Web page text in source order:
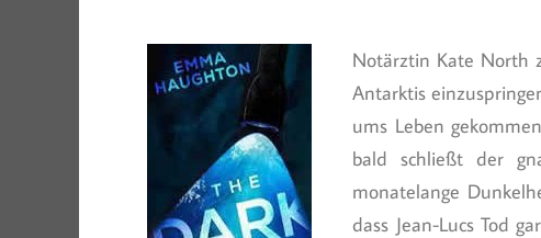
Notärztin Kate North
Antarktis
ums Leben
bald schließt der
monatelange
dass Jean-Lucs Tod